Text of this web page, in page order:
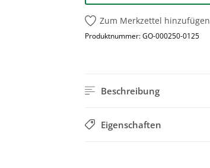
Zum Merkzettel hinzufügen
Produktnummer:GO-000250-0125
Beschreibung
Eigenschaften